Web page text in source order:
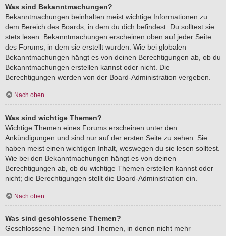
Was sind Bekanntmachungen?
Bekanntmachungen beinhalten meist wichtige Informationen zu
dem Bereich des Boards, in dem du dich befindest. Du solltest sie
stets lesen. Bekanntmachungen erscheinen oben auf jeder Seite
des Forums, in dem sie erstellt wurden. Wie bei globalen
Bekanntmachungen hängt es von deinen Berechtigungen ab, ob du
Bekanntmachungen erstellen kannst oder nicht. Die
Berechtigungen werden von der Board-Administration vergeben.
Nach oben
Was sind wichtige Themen?
Wichtige Themen eines Forums erscheinen unter den
Ankündigungen und sind nur auf der ersten Seite zu sehen. Sie
haben meist einen wichtigen Inhalt, weswegen du sie lesen solltest.
Wie bei den Bekanntmachungen hängt es von deinen
Berechtigungen ab, ob du wichtige Themen erstellen kannst oder
nicht; die Berechtigungen stellt die Board-Administration ein.
Nach oben
Was sind geschlossene Themen?
Geschlossene Themen sind Themen, in denen nicht mehr